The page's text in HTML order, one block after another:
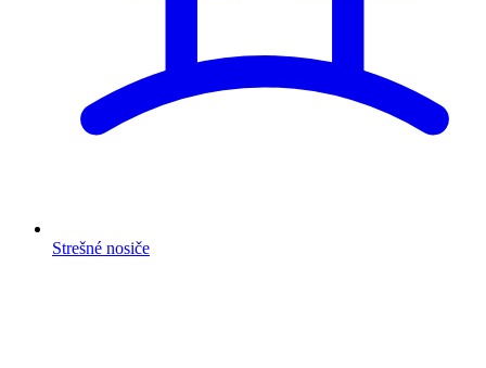
Strešné nosiče